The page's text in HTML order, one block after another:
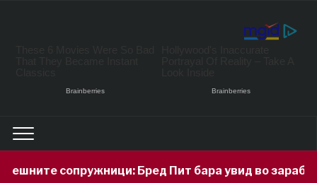
сопружници: Бред Пит бара увид во заработката